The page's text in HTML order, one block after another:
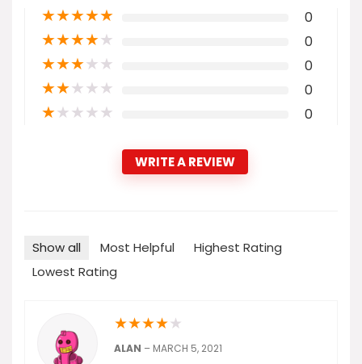
★★★★★ 0
★★★★★ 0
★★★★★ 0
★★★★★ 0
★★★★★ 0
WRITE A REVIEW
Show all Most Helpful
Highest Rating
Lowest Rating
★★★★★
ALAN – MARCH 5, 2021